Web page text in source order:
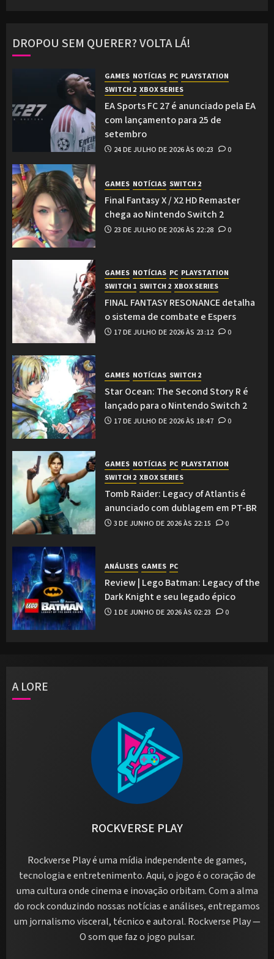
DROPOU SEM QUERER? VOLTA LÁ!
GAMES NOTÍCIAS PC PLAYSTATION
SWITCH 2 XBOX SERIES
EA Sports FC 27 é anunciado pela EA
com lançamento para 25 de
setembro
24 DE JULHO DE 2026 ÀS 00:23 0
GAMES NOTÍCIAS SWITCH 2
Final Fantasy X / X2 HD Remaster
chega ao Nintendo Switch 2
23 DE JULHO DE 2026 ÀS 22:28 0
GAMES NOTÍCIAS PC PLAYSTATION
SWITCH 1 SWITCH 2 XBOX SERIES
FINAL FANTASY RESONANCE detalha
o sistema de combate e Espers
17 DE JULHO DE 2026 ÀS 23:12 0
GAMES NOTÍCIAS SWITCH 2
Star Ocean: The Second Story R é
lançado para o Nintendo Switch 2
17 DE JULHO DE 2026 ÀS 18:47 0
GAMES NOTÍCIAS PC PLAYSTATION
SWITCH 2 XBOX SERIES
Tomb Raider: Legacy of Atlantis é
anunciado com dublagem em PT-BR
3 DE JUNHO DE 2026 ÀS 22:15 0
ANÁLISES GAMES PC
Review | Lego Batman: Legacy of the
Dark Knight e seu legado épico
1 DE JUNHO DE 2026 ÀS 02:23 0
A LORE
ROCKVERSE PLAY
Rockverse Play é uma mídia independente de games,
tecnologia e entretenimento. Aqui, o jogo é o coração de
uma cultura onde cinema e inovação orbitam. Com a alma
do rock conduzindo nossas notícias e análises, entregamos
um jornalismo visceral, técnico e autoral. Rockverse Play —
O som que faz o jogo pulsar.